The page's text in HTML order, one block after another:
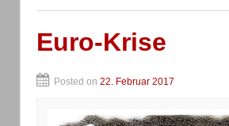
Euro-Krise
Posted on 22. Februar 2017